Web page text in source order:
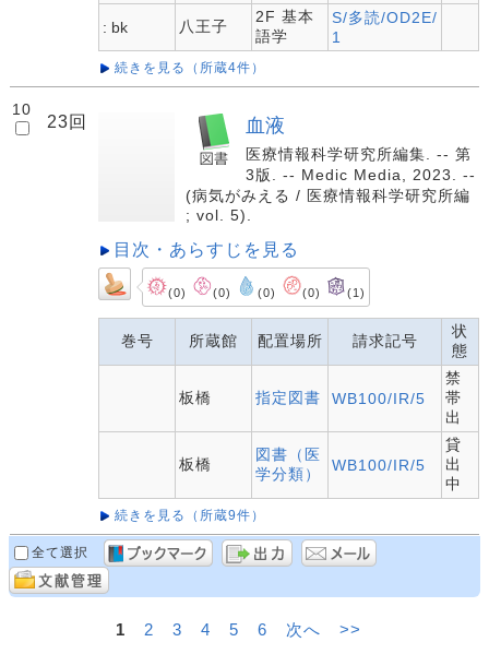
: bk 八王子
2F 基本
語学
S/多読/OD2E/
1
続きを見る（所蔵4件）
10
23回 血液
医療情報科学研究所編集. -- 第
3版. -- Medic Media, 2023. --
(病気がみえる / 医療情報科学研究所編
; vol. 5).
目次・あらすじを見る
(0) (0) (0) (0) (1)
巻号 所蔵館 配置場所 請求記号
状
態
板橋 指定図書 WB100/IR/5
禁
帯
出
板橋
図書（医
学分類）
WB100/IR/5
貸
出
中
続きを見る（所蔵9件）
全て選択
1 2 3 4 5 6 次へ >>